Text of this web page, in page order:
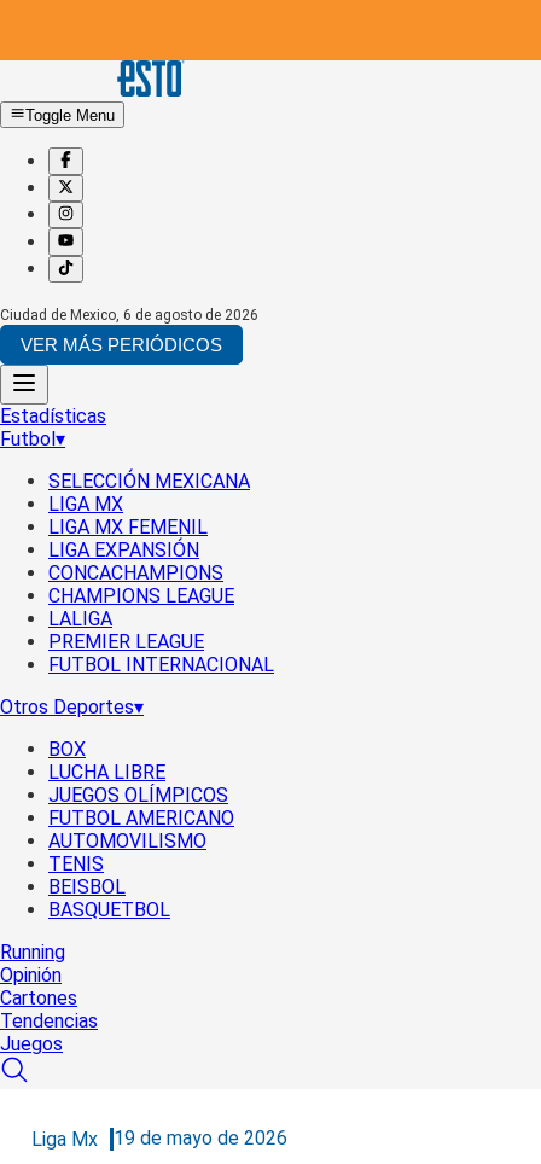
Toggle Menu
Ciudad de Mexico, 6 de agosto de 2026
VER MÁS PERIÓDICOS
Estadísticas
Futbol▾
SELECCIÓN MEXICANA
LIGA MX
LIGA MX FEMENIL
LIGA EXPANSIÓN
CONCACHAMPIONS
CHAMPIONS LEAGUE
LALIGA
PREMIER LEAGUE
FUTBOL INTERNACIONAL
Otros Deportes▾
BOX
LUCHA LIBRE
JUEGOS OLÍMPICOS
FUTBOL AMERICANO
AUTOMOVILISMO
TENIS
BEISBOL
BASQUETBOL
Running
Opinión
Cartones
Tendencias
Juegos
Liga Mx 19 de mayo de 2026